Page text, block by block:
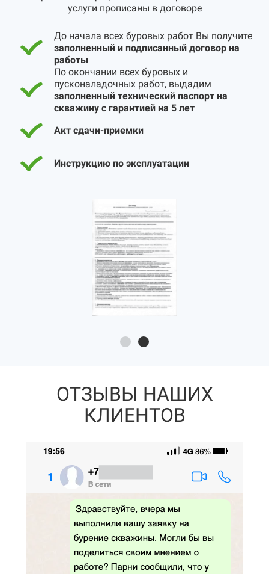
услуги прописаны в договоре
До начала всех буровых работ Вы получите
заполненный и подписанный договор на
работы
По окончании всех буровых и
пусконаладочных работ, выдадим
заполненный технический паспорт на
скважину с гарантией на 5 лет
Акт сдачи-приемки
Инструкцию по эксплуатации
ОТЗЫВЫ НАШИХ
КЛИЕНТОВ